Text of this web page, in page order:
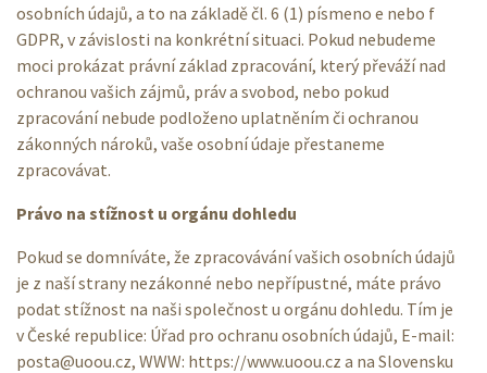
osobních údajů, a to na základě čl. 6 (1) písmeno e nebo f
GDPR, v závislosti na konkrétní situaci. Pokud nebudeme
moci prokázat právní základ zpracování, který převáží nad
ochranou vašich zájmů, práv a svobod, nebo pokud
zpracování nebude podloženo uplatněním či ochranou
zákonných nároků, vaše osobní údaje přestaneme
zpracovávat.
Právo na stížnost u orgánu dohledu
Pokud se domníváte, že zpracovávání vašich osobních údajů
je z naší strany nezákonné nebo nepřípustné, máte právo
podat stížnost na naši společnost u orgánu dohledu. Tím je
v České republice: Úřad pro ochranu osobních údajů, E-mail:
posta@uoou.cz, WWW: https://www.uoou.cz a na Slovensku